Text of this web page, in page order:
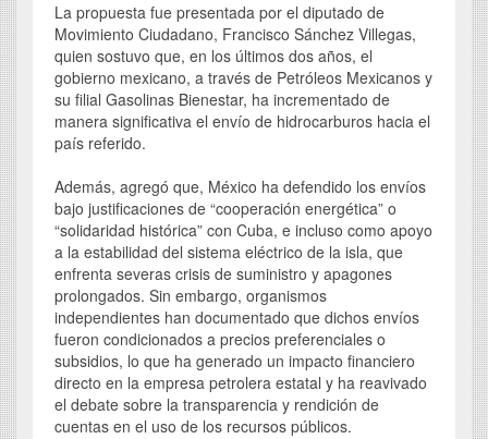
La propuesta fue presentada por el diputado de
Movimiento Ciudadano, Francisco Sánchez Villegas,
quien sostuvo que, en los últimos dos años, el
gobierno mexicano, a través de Petróleos Mexicanos y
su filial Gasolinas Bienestar, ha incrementado de
manera significativa el envío de hidrocarburos hacia el
país referido.
Además, agregó que, México ha defendido los envíos
bajo justificaciones de “cooperación energética” o
“solidaridad histórica” con Cuba, e incluso como apoyo
a la estabilidad del sistema eléctrico de la isla, que
enfrenta severas crisis de suministro y apagones
prolongados. Sin embargo, organismos
independientes han documentado que dichos envíos
fueron condicionados a precios preferenciales o
subsidios, lo que ha generado un impacto financiero
directo en la empresa petrolera estatal y ha reavivado
el debate sobre la transparencia y rendición de
cuentas en el uso de los recursos públicos.